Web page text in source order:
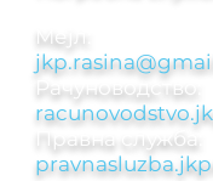
Мејл:
Рачуноводствo:
Правна служба: